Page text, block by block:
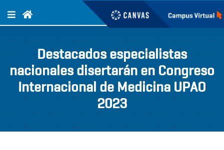
Destacados especialistas
nacionales disertarán en Congreso
Internacional de Medicina UPAO
2023